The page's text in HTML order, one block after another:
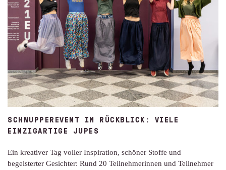
SCHNUPPEREVENT IM RÜCKBLICK: VIELE
EINZIGARTIGE JUPES
Ein kreativer Tag voller Inspiration, schöner Stoffe und
begeisterter Gesichter: Rund 20 Teilnehmerinnen und Teilnehmer